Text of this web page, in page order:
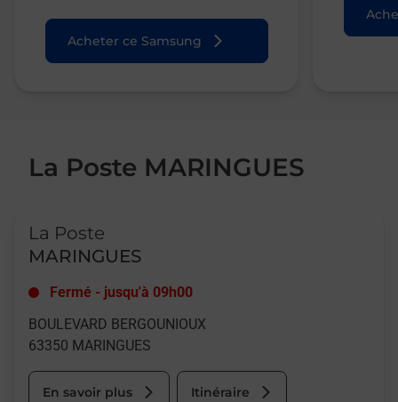
Acheter ce Samsung
La Poste MARINGUES
La Poste
MARINGUES
Fermé - jusqu'à 09h00
BOULEVARD BERGOUNIOUX
63350 MARINGUES
En savoir plus Itinéraire